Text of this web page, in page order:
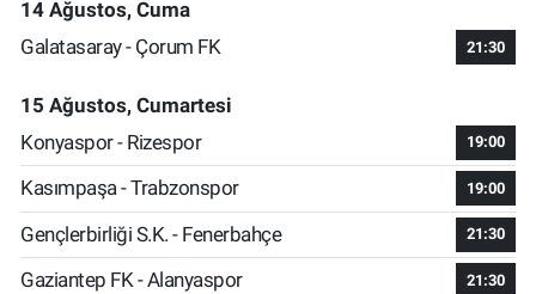
14 Ağustos, Cuma
Galatasaray - Çorum FK
21:30
15 Ağustos, Cumartesi
Konyaspor - Rizespor
19:00
Kasımpaşa - Trabzonspor 19:00
Gençlerbirliği S.K. - Fenerbahçe 21:30
Gaziantep FK - Alanyaspor 21:30